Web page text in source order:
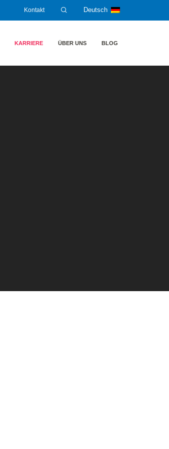
Kontakt Deutsch
KARRIERE ÜBER UNS BLOG